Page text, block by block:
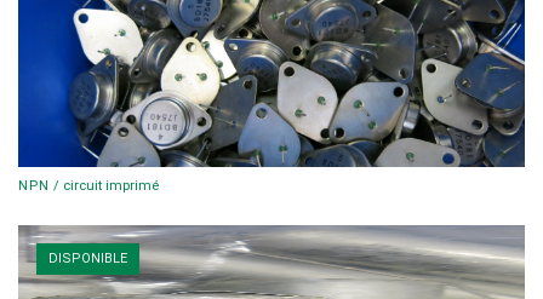
NPN / circuit imprimé
DISPONIBLE